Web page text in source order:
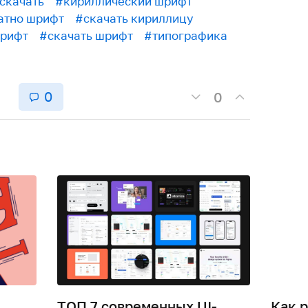
шрифт
#скачать кириллицу
#скачать шрифт
#типографика
0 0